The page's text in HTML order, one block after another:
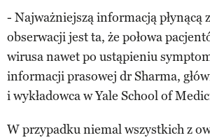
- Najważniejszą informacją płynącą
obserwacji jest ta, że połowa
wirusa nawet po ustąpieniu
informacji prasowej dr Sharma,
i wykładowca w Yale School of
W przypadku niemal wszystkich z